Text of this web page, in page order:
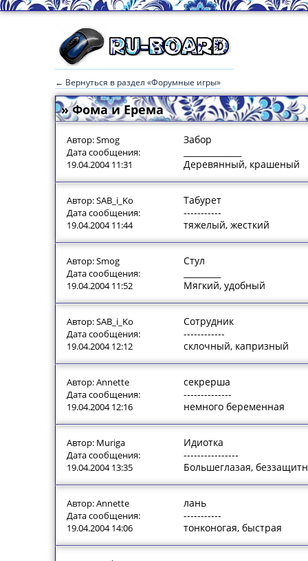
← Вернуться в раздел «Форумные игры»
» Фома и Ерема
Автор: Smog
Дата сообщения:
19.04.2004 11:31
Забор
Деревянный, крашеный
Автор: SAB_i_Ko
Дата сообщения:
19.04.2004 11:44
Табурет
-----------
тяжелый, жесткий
Автор: Smog
Дата сообщения:
19.04.2004 11:52
Стул
Мягкий, удобный
Автор: SAB_i_Ko
Дата сообщения:
19.04.2004 12:12
Сотрудник
------------
склочный, капризный
Автор: Annette
Дата сообщения:
19.04.2004 12:16
секрерша
--------------
немного беременная
Автор: Muriga
Дата сообщения:
19.04.2004 13:35
Идиотка
----------------
Большеглазая,
Автор: Annette
Дата сообщения:
19.04.2004 14:06
лань
-----------
тонконогая, быстрая